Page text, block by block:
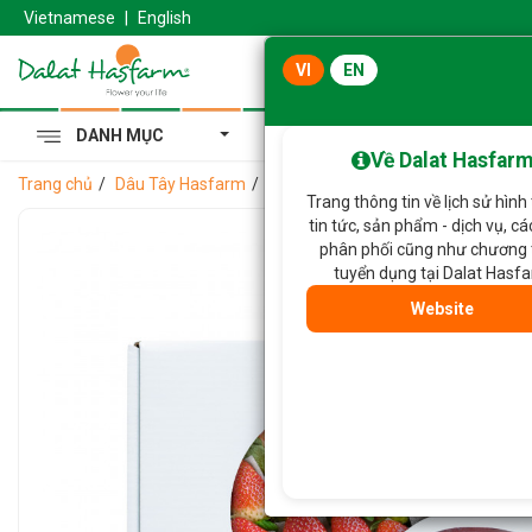
Vietnamese English
DANH MỤC
Trang chủ Dâu Tây Hasfarm
VI EN
Về Dalat Hasfarm
Trang thông tin về lịch sử hình
tin tức, sản phẩm - dịch vụ,
phân phối cũng như chương
tuyển dụng tại Dalat
Website